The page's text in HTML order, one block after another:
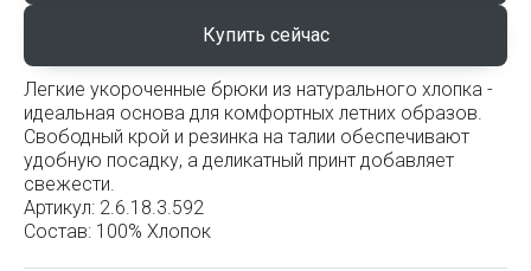
Легкие укороченные брюки из натурального хлопка -
идеальная основа для комфортных летних образов.
Свободный крой и резинка на талии обеспечивают
удобную посадку, а деликатный принт добавляет
свежести.
Артикул: 2.6.18.3.592
Состав: 100% Хлопок